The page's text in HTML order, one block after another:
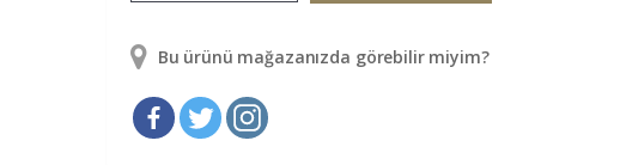
Bu ürünü mağazanızda görebilir miyim?